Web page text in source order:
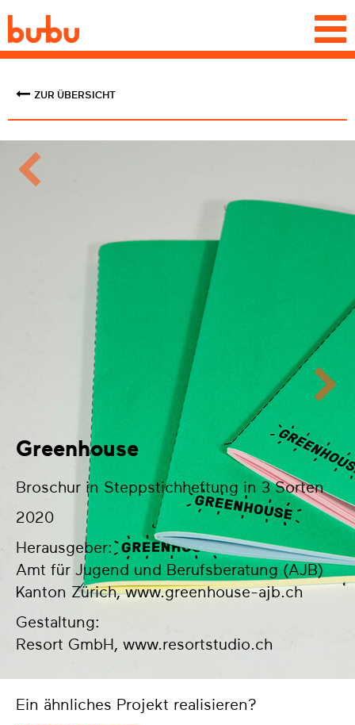
ZUR ÜBERSICHT
Greenhouse
Broschur in Steppstichheftung in 3 Sorten
2020
Herausgeber:
Amt für Jugend und Berufsberatung (AJB)
Kanton Zürich,www.greenhouse-ajb.ch
Gestaltung:
Resort GmbH, www.resortstudio.ch
Ein ähnliches Projekt realisieren?